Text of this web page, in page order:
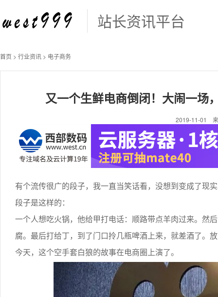
站长资讯平台
首页 > 行业资讯 > 电子商务
又一个生鲜电商倒闭！大闹一场
2019-11-01
有个流传很广的段子，我一直当笑话看，没想到变成了现
段子是这样的：
一个人想吃火锅，他给甲打电话：顺路带点羊肉过来。然
腐。最后打给丁，到了门口拎几瓶啤酒上来，就差酒了
今天，这个空手套白狼的故事在电商圈上演了。